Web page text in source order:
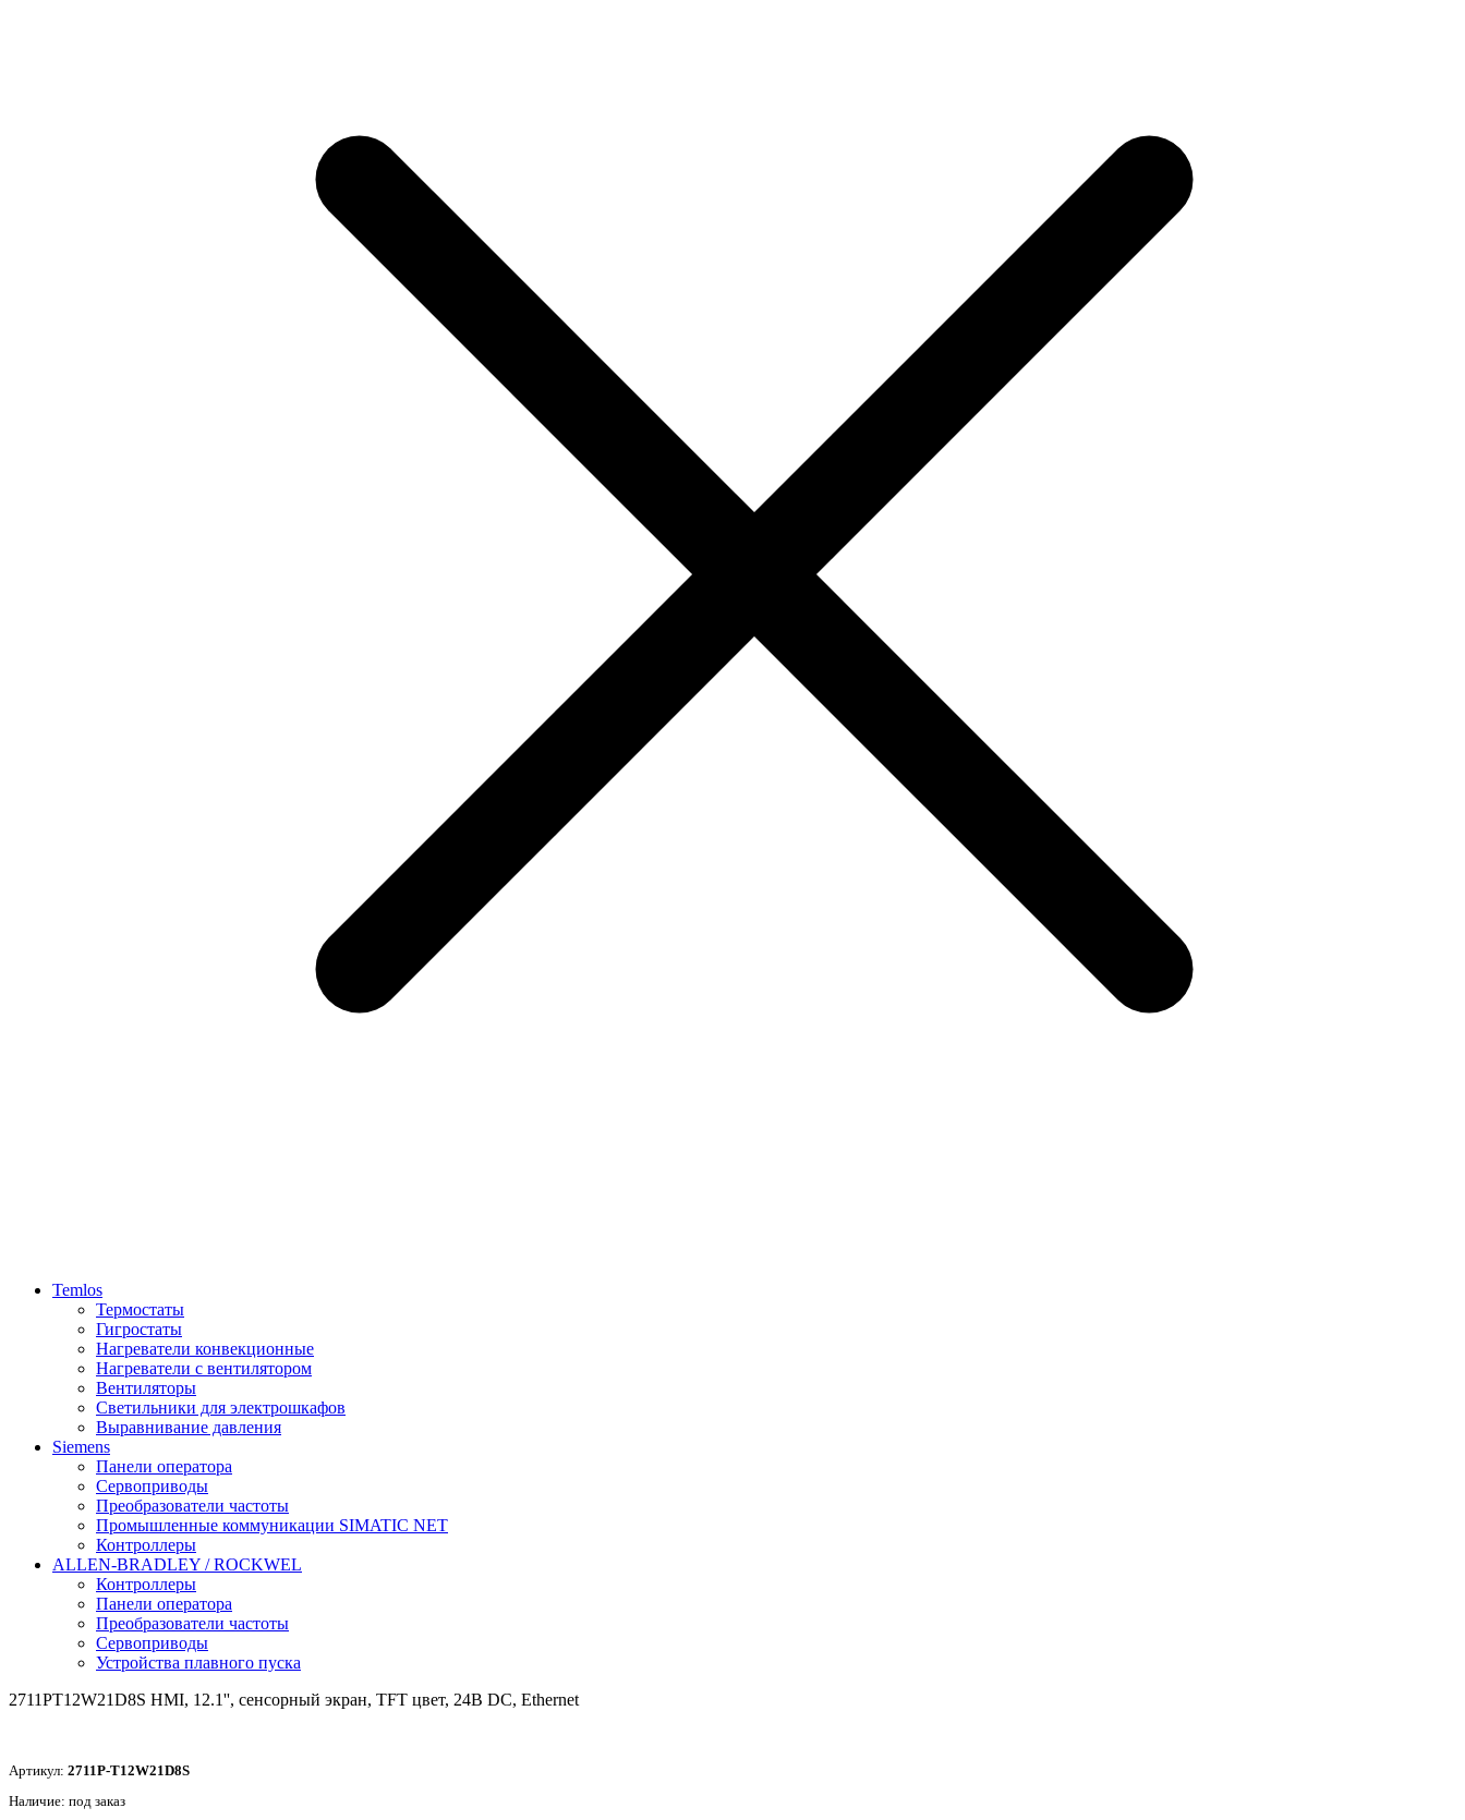
Temlos
Термостаты
Гигростаты
Нагреватели конвекционные
Нагреватели с вентилятором
Вентиляторы
Светильники для электрошкафов
Выравнивание давления
Siemens
Панели оператора
Сервоприводы
Преобразователи частоты
Промышленные коммуникации SIMATIC NET
Контроллеры
ALLEN-BRADLEY / ROCKWEL
Контроллеры
Панели оператора
Преобразователи частоты
Сервоприводы
Устройства плавного пуска
2711PT12W21D8S HMI, 12.1'', сенсорный экран, TFT цвет, 24В DC, Ethernet
Артикул: 2711P-T12W21D8S
Наличие: под заказ